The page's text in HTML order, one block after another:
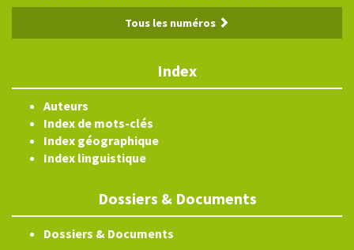
Tous les numéros
Index
Auteurs
Index de mots-clés
Index géographique
Index linguistique
Dossiers & Documents
Dossiers & Documents